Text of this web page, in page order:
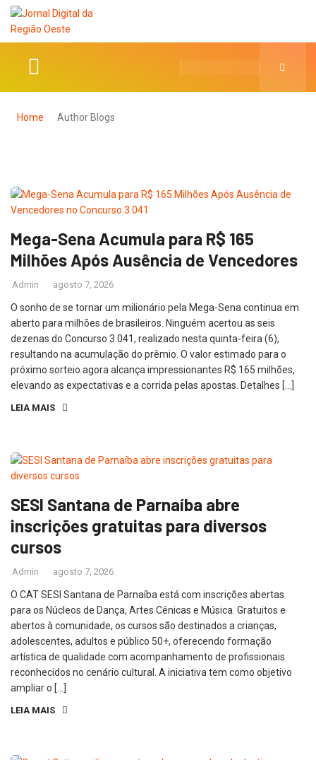
Home Author Blogs
Mega-Sena Acumula para R$ 165
Milhões Após Ausência de Vencedores
Admin agosto 7, 2026
O sonho de se tornar um milionário pela Mega-Sena continua em
aberto para milhões de brasileiros. Ninguém acertou as seis
dezenas do Concurso 3.041, realizado nesta quinta-feira (6),
resultando na acumulação do prêmio. O valor estimado para o
próximo sorteio agora alcança impressionantes R$ 165 milhões,
elevando as expectativas e a corrida pelas apostas. Detalhes […]
LEIA MAIS
SESI Santana de Parnaíba abre
inscrições gratuitas para diversos
cursos
Admin agosto 7, 2026
O CAT SESI Santana de Parnaíba está com inscrições abertas
para os Núcleos de Dança, Artes Cênicas e Música. Gratuitos e
abertos à comunidade, os cursos são destinados a crianças,
adolescentes, adultos e público 50+, oferecendo formação
artística de qualidade com acompanhamento de profissionais
reconhecidos no cenário cultural. A iniciativa tem como objetivo
ampliar o […]
LEIA MAIS